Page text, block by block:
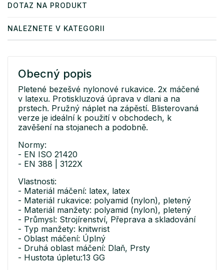
DOTAZ NA PRODUKT
NALEZNETE V KATEGORII
Obecný popis
Pletené bezešvé nylonové rukavice. 2x máčené
v latexu. Protiskluzová úprava v dlani a na
prstech. Pružný náplet na zápěstí. Blisterovaná
verze je ideální k použití v obchodech, k
zavěšení na stojanech a podobně.
Normy:
- EN ISO 21420
- EN 388 | 3122X
Vlastnosti:
- Materiál máčení: latex, latex
- Materiál rukavice: polyamid (nylon), pletený
- Materiál manžety: polyamid (nylon), pletený
- Průmysl: Strojírenství, Přeprava a skladování
- Typ manžety: knitwrist
- Oblast máčení: Úplný
- Druhá oblast máčení: Dlaň, Prsty
- Hustota úpletu:13 GG